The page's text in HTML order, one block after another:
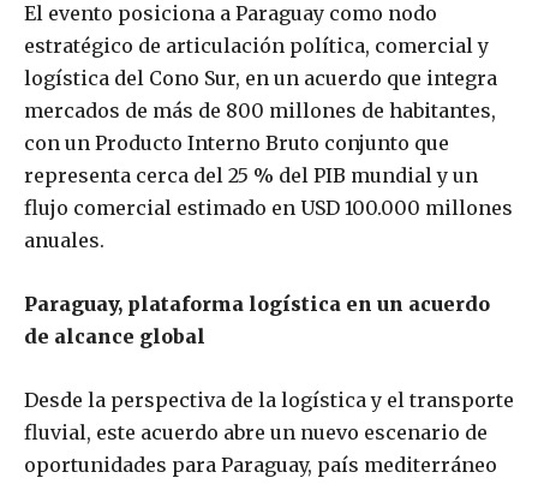
El evento posiciona a Paraguay como nodo
estratégico de articulación política, comercial y
logística del Cono Sur, en un acuerdo que integra
mercados de más de 800 millones de habitantes,
con un Producto Interno Bruto conjunto que
representa cerca del 25 % del PIB mundial y un
flujo comercial estimado en USD 100.000 millones
anuales.
Paraguay, plataforma logística en un acuerdo
de alcance global
Desde la perspectiva de la logística y el transporte
fluvial, este acuerdo abre un nuevo escenario de
oportunidades para Paraguay, país mediterráneo